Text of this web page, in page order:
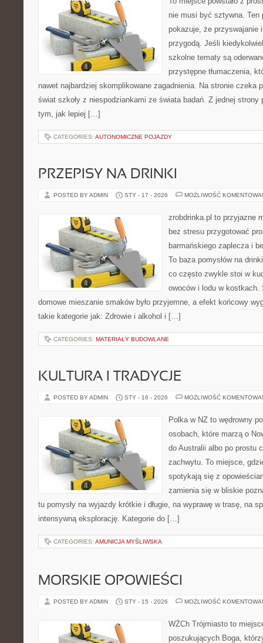
nie musi być sztywna. Ten
pokazuje, że przyswajanie
przygodą. Jeśli
szkolne tematy są
przystępne tłumaczenia,
nawet najbardziej skomplikowane zagadnienia. Na stronie czeka
świat szkoły z niespodziankami ze świata badań. Z jednej strony
tym, jak lepiej […]
CATEGORIES: AUTONOMICZNE POJAZDY
PRZEPISY NA DRINKI
POSTED BY ADMIN STY - 17 - 2026 MOŻLIWOŚĆ
zrobdrinka.pl to przyjazne
bez stresu przygotować
barmańskiego zaplecza i
To baza pomysłów na
co często zwykle stoi w
owoców i lodu w kostkach.
domowe mieszanie smaków było przyjemne, a efekt końcowy
takie kategorie jak: Zdrowie i alkohol i […]
CATEGORIES: MATERIAŁY BUDOWLANE
KULTURA I TRADYCJE
POSTED BY ADMIN STY - 16 - 2026 MOŻLIWOŚĆ
Polka w NZ to wędrowny
osobach, które marzą o
do Australii albo po prostu
zachwytu. To miejsce,
spotykają się z
zamienia się w bliskie
tu pomysły na wyjazdy krótkie i długie, na wyprawę w trasę, na
intensywną eksplorację. Kategorie do […]
CATEGORIES: AMUNICJA MYŚLIWSKA
MORSKIE OPOWIEŚCI
POSTED BY ADMIN STY - 15 - 2026 MOŻLIWOŚĆ
WŻCh Trójmiasto to
poszukujących Boga,